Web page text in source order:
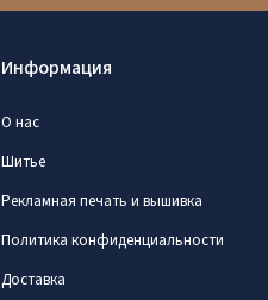
Информация
О нас
Шитье
Рекламная печать и вышивка
Политика конфиденциальности
Доставка